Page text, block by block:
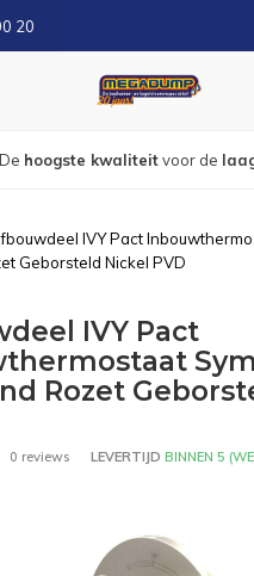
20
Gratisbezorgd vanaf €
IVY Pact
Geborsteld Nickel PVD
IVY Pact
Rozet
0 reviews LEVERTIJD BINNEN 5